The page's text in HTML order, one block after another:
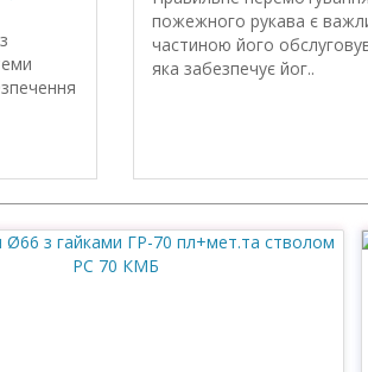
пожежного рукава є
частиною його
яка забезпечує йог..